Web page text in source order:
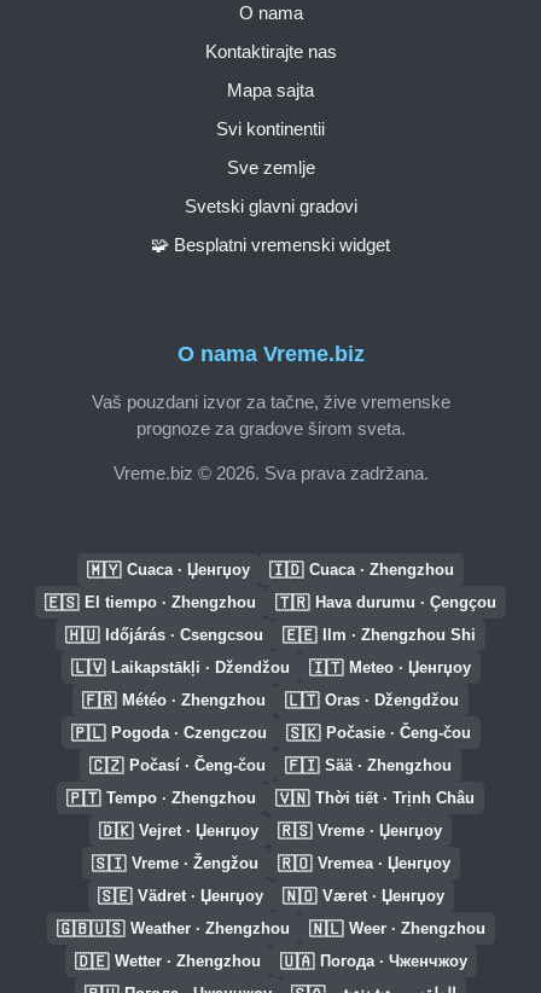
O nama Vreme.biz
Vaš pouzdani izvor za tačne, žive vremenske
prognoze za gradove širom sveta.
Vreme.biz © 2026. Sva prava zadržana.
O nama
Kontaktirajte nas
Mapa sajta
Svi kontinentii
Sve zemlje
Svetski glavni gradovi
🧩 Besplatni vremenski widget
🇲🇾 Cuaca · Џенгџоу 🇮🇩 Cuaca · Zhengzhou
🇪🇸 El tiempo · Zhengzhou 🇹🇷 Hava durumu · Çengçou
🇭🇺 Időjárás · Csengcsou 🇪🇪 Ilm · Zhengzhou Shi
🇱🇻 Laikapstākļi · Džendžou 🇮🇹 Meteo · Џенгџоу
🇫🇷 Météo · Zhengzhou 🇱🇹 Oras · Džengdžou
🇵🇱 Pogoda · Czengczou 🇸🇰 Počasie · Čeng-čou
🇨🇿 Počasí · Čeng-čou 🇫🇮 Sää · Zhengzhou
🇵🇹 Tempo · Zhengzhou 🇻🇳 Thời tiết · Trịnh Châu
🇩🇰 Vejret · Џенгџоу 🇷🇸 Vreme · Џенгџоу
🇸🇮 Vreme · Žengžou 🇷🇴 Vremea · Џенгџоу
🇸🇪 Vädret · Џенгџоу 🇳🇴 Været · Џенгџоу
🇬🇧🇺🇸 Weather · Zhengzhou 🇳🇱 Weer · Zhengzhou
🇩🇪 Wetter · Zhengzhou 🇺🇦 Погода · Чженчжоу